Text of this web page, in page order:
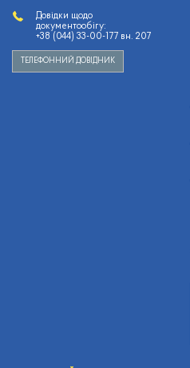
Довідки щодо
документообігу:
+38 (044) 33-00-177 вн. 207
ТЕЛЕФОННИЙ ДОВІДНИК